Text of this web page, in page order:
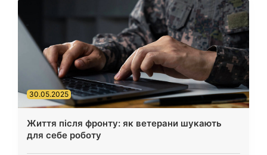
30.05.2025
Життя після фронту: як ветерани шукають
для себе роботу